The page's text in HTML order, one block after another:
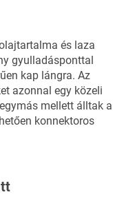
és laza
gyulladásponttal
kap lángra. Az
azonnal egy közeli
mellett álltak a
konnektoros